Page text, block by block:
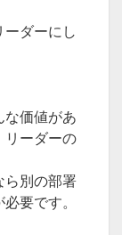
ダーにし
な価値があ
リーダーの
ら別の部署
要です。